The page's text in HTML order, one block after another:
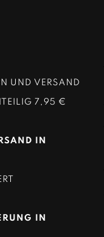
UND VERSAND
7,95 €
IN
IN